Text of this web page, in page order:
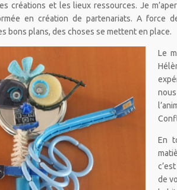
créations et les lieux ressources. Je
en création de partenariats. A force
bons plans, des choses se mettent en place.
Le
En
de